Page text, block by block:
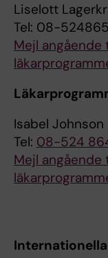
Liselott
Tel: 08-
Mejl
Isabel Johnson
Tel: 08-524
Mejl angående